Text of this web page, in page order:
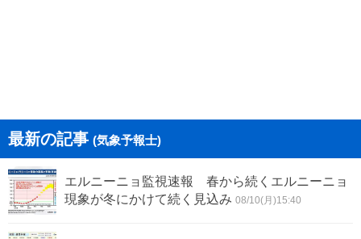
最新の記事 (気象予報士)
エルニーニョ監視速報 春から続くエルニーニョ
現象が冬にかけて続く見込み 08/10(月)15:40